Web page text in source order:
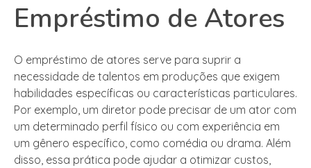
Empréstimo de Atores
O empréstimo de atores serve para suprir a
necessidade de talentos em produções que exigem
habilidades específicas ou características particulares.
Por exemplo, um diretor pode precisar de um ator com
um determinado perfil físico ou com experiência em
um gênero específico, como comédia ou drama. Além
disso, essa prática pode ajudar a otimizar custos,